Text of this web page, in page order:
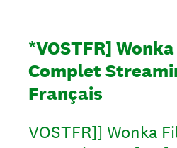
*VOSTFR]
Complet
Français
VOSTFR]] Wonka